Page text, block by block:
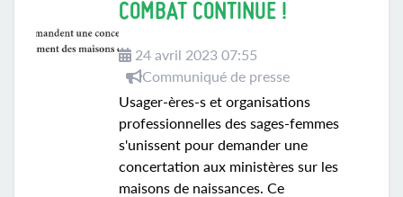
COMBAT CONTINUE !
24 avril 2023 07:55
Communiqué de presse
Usager-ères-s et organisations
professionnelles des sages-femmes
s'unissent pour demander une
concertation aux ministères sur les
maisons de naissances. Ce